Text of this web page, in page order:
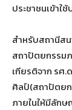
ประชาชนเข้าใ
สำหรับสถานีส
สถาปัตยกรรม
เกียรติจาก ร
ศิลป์(สถาปัตย
ภายในให้มีลัก